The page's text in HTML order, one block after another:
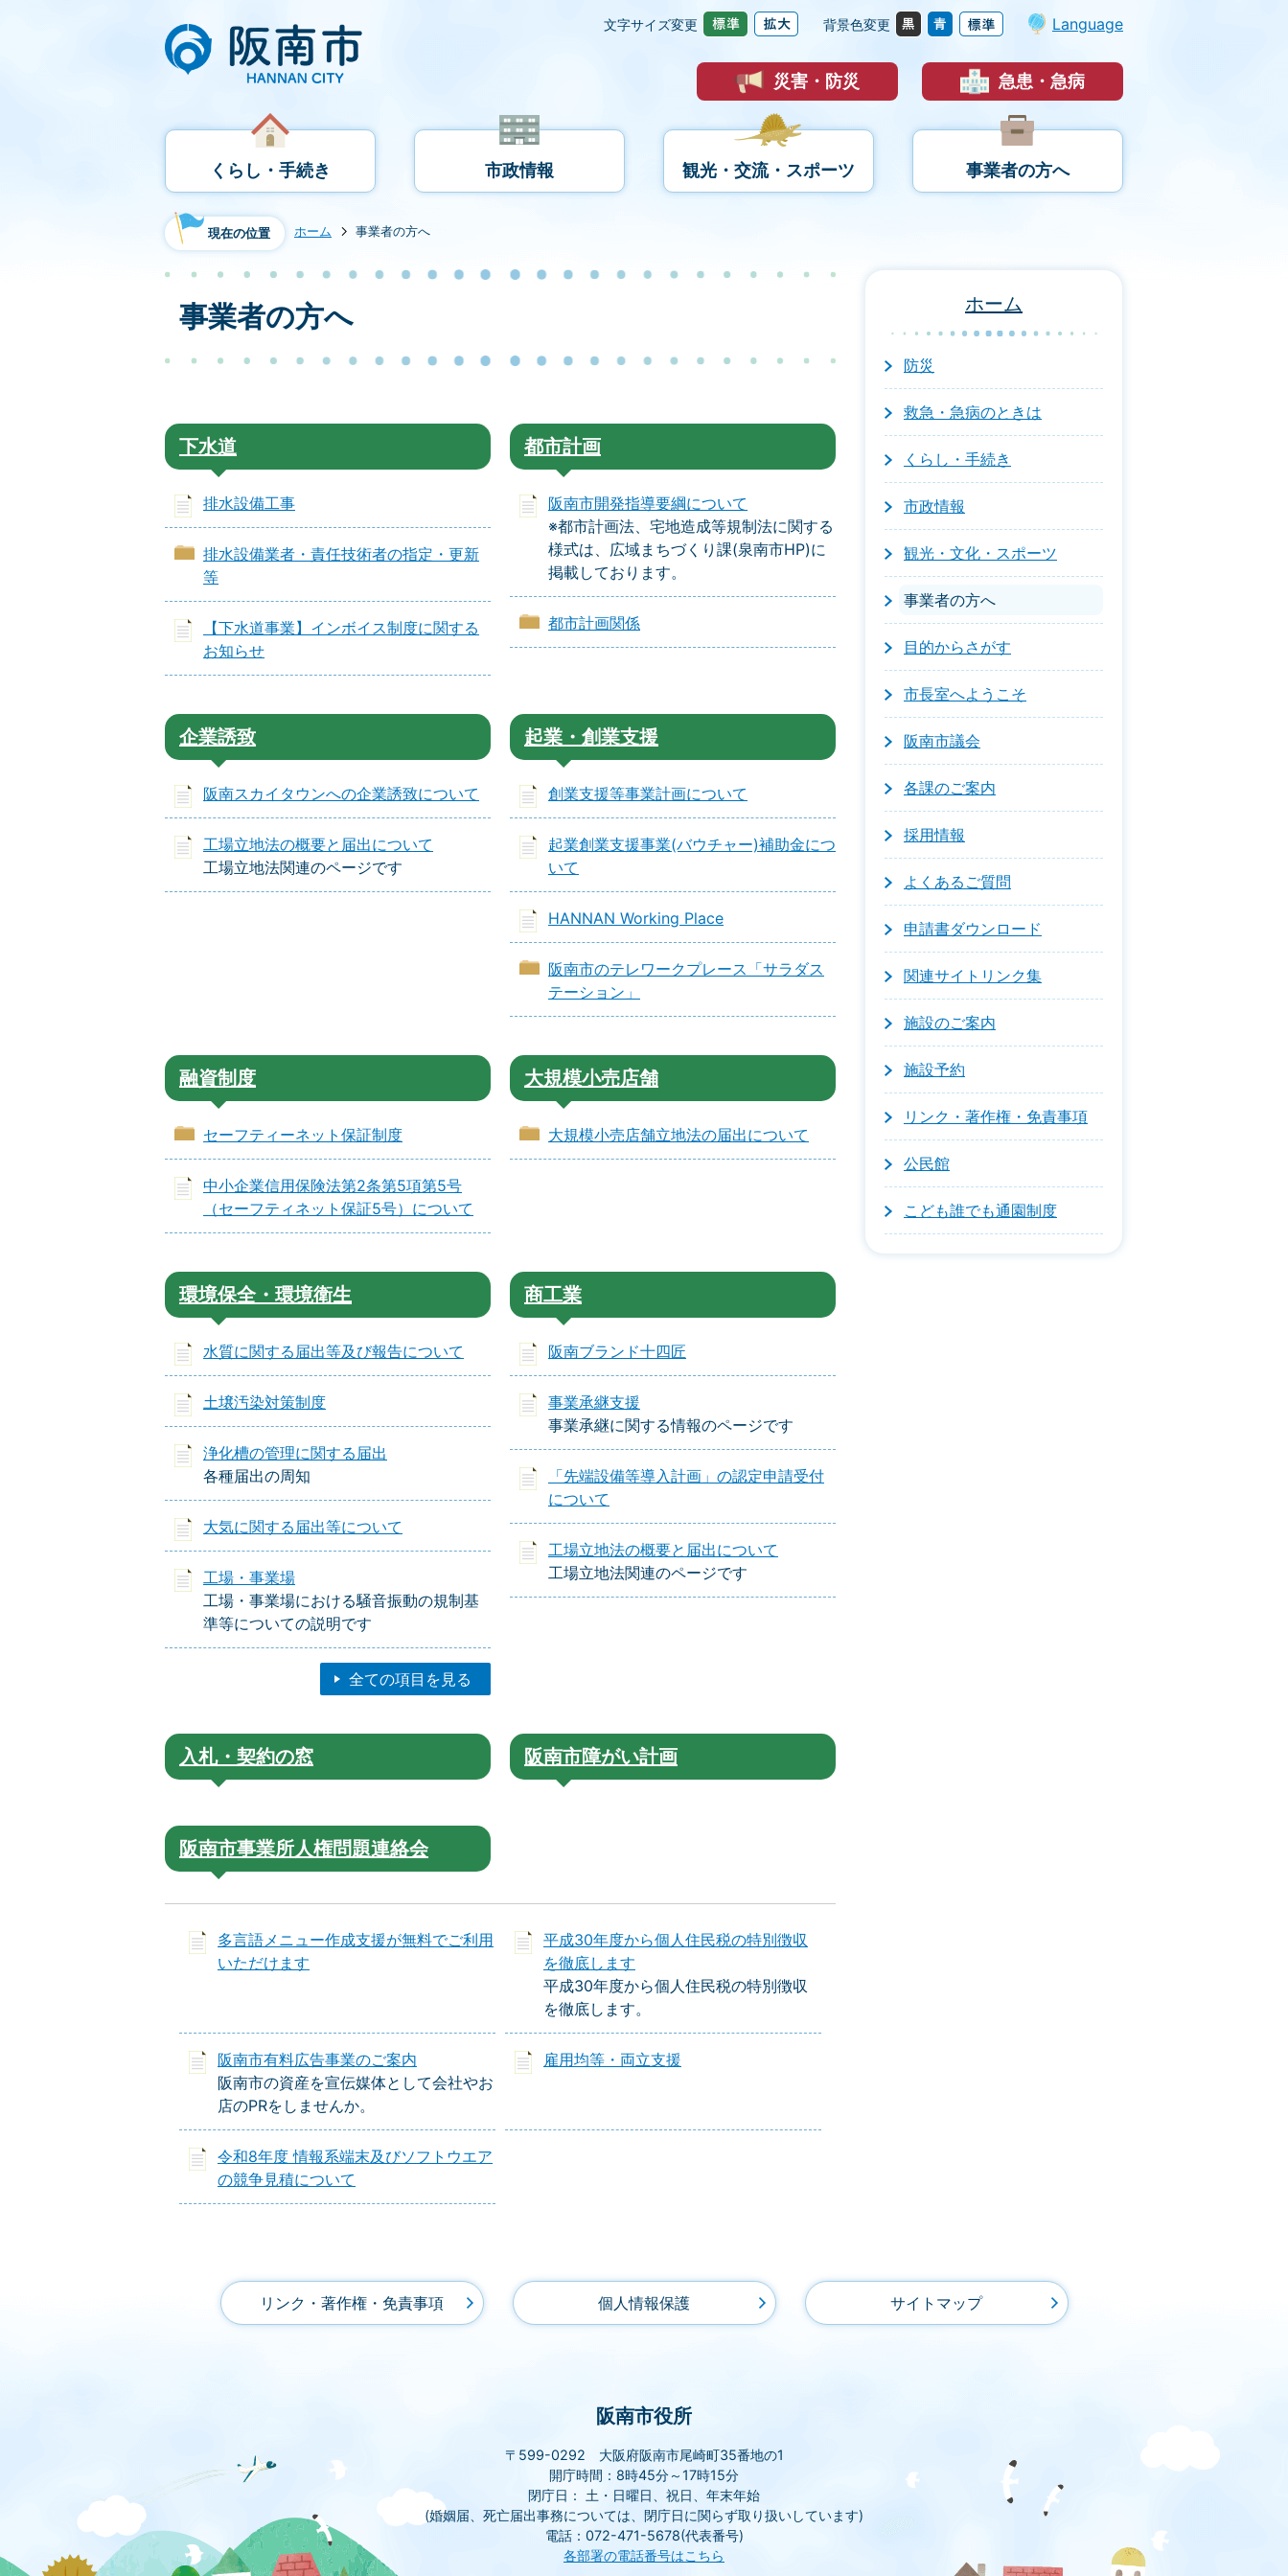
文字サイズ変更 背景色変更 Language
災害・防災 急患・急病
くらし・手続き 市政情報 観光・交流・スポーツ 事業者の方へ
現在の位置 ホーム 事業者の方へ
事業者の方へ
下水道
排水設備工事
排水設備業者・責任技術者の指定・更新
等
【下水道事業】インボイス制度に関する
お知らせ
都市計画
阪南市開発指導要綱について
※都市計画法、宅地造成等規制法に関する
様式は、広域まちづくり課(泉南市HP)に
掲載しております。
都市計画関係
企業誘致
阪南スカイタウンへの企業誘致について
工場立地法の概要と届出について
工場立地法関連のページです
起業・創業支援
創業支援等事業計画について
起業創業支援事業(バウチャー)補助金につ
いて
HANNAN Working Place
阪南市のテレワークプレース「サラダス
テーション」
融資制度
セーフティーネット保証制度
中小企業信用保険法第2条第5項第5号
（セーフティネット保証5号）について
大規模小売店舗
大規模小売店舗立地法の届出について
環境保全・環境衛生
水質に関する届出等及び報告について
土壌汚染対策制度
浄化槽の管理に関する届出
各種届出の周知
大気に関する届出等について
工場・事業場
工場・事業場における騒音振動の規制基
準等についての説明です
全ての項目を見る
商工業
阪南ブランド十四匠
事業承継支援
事業承継に関する情報のページです
「先端設備等導入計画」の認定申請受付
について
工場立地法の概要と届出について
工場立地法関連のページです
入札・契約の窓 阪南市障がい計画
阪南市事業所人権問題連絡会
多言語メニュー作成支援が無料でご利用
いただけます
平成30年度から個人住民税の特別徴収
を徹底します
平成30年度から個人住民税の特別徴収
を徹底します。
阪南市有料広告事業のご案内
阪南市の資産を宣伝媒体として会社やお
店のPRをしませんか。
雇用均等・両立支援
令和8年度 情報系端末及びソフトウエア
の競争見積について
ホーム
防災
救急・急病のときは
くらし・手続き
市政情報
観光・文化・スポーツ
事業者の方へ
目的からさがす
市長室へようこそ
阪南市議会
各課のご案内
採用情報
よくあるご質問
申請書ダウンロード
関連サイトリンク集
施設のご案内
施設予約
リンク・著作権・免責事項
公民館
こども誰でも通園制度
リンク・著作権・免責事項 個人情報保護 サイトマップ
阪南市役所
〒599-0292 大阪府阪南市尾崎町35番地の1
開庁時間：8時45分～17時15分
閉庁日： 土・日曜日、祝日、年末年始
(婚姻届、死亡届出事務については、閉庁日に関らず取り扱いしています)
電話：072-471-5678(代表番号)
各部署の電話番号はこちら